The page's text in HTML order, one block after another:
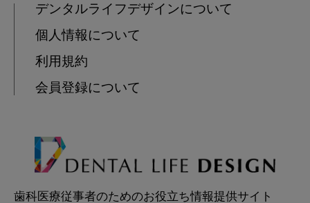
デンタルライフデザインについて
個人情報について
利用規約
会員登録について
歯科医療従事者のためのお役立ち情報提供サイト